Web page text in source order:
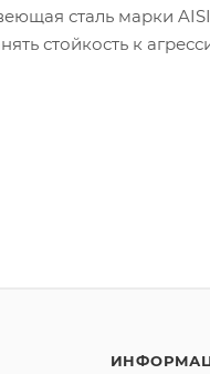
сталь марки
стойкость к